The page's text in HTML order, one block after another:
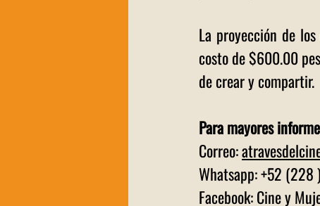
La proyección de
costo de $600.00
de crear y compartir.
Para mayores
Correo:
Whatsapp: +52
Facebook: Cine y